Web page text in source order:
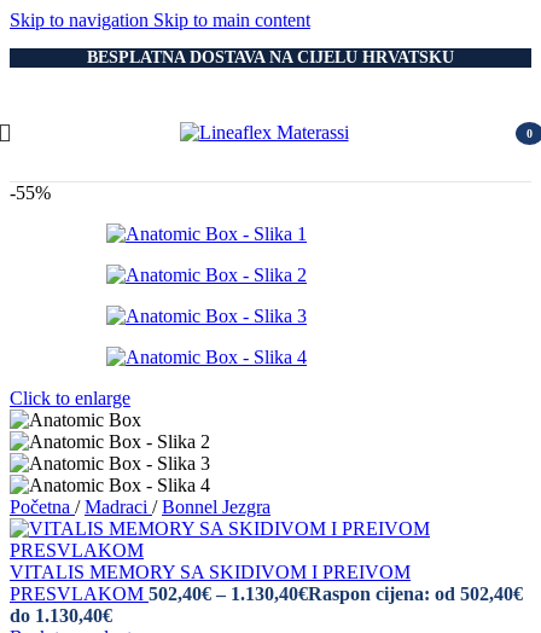
Skip to navigation Skip to main content
BESPLATNA DOSTAVA NA CIJELU HRVATSKU
0
-55%
Click to enlarge
Početna / Madraci / Bonnel Jezgra
VITALIS MEMORY SA SKIDIVOM I PREIVOM
PRESVLAKOM 502,40€ – 1.130,40€Raspon cijena: od 502,40€
do 1.130,40€